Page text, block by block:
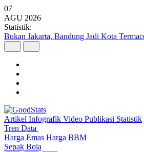
07
AGU 2026
Statistik:
Bukan Jakarta, Bandung Jadi Kota
Artikel Infografik Video Publikasi Statistik
Tren Data
Harga Emas Harga BBM
Sepak Bola